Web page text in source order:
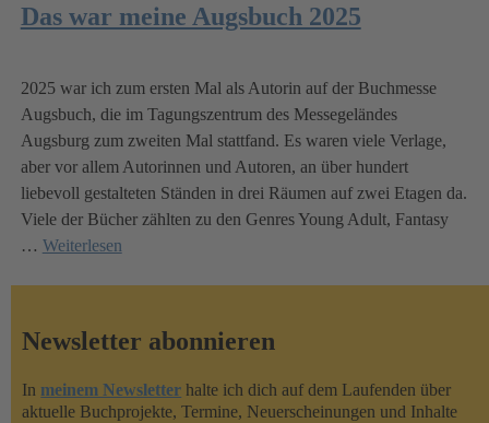
Das war meine Augsbuch 2025
2025 war ich zum ersten Mal als Autorin auf der Buchmesse
Augsbuch, die im Tagungszentrum des Messegeländes
Augsburg zum zweiten Mal stattfand. Es waren viele Verlage,
aber vor allem Autorinnen und Autoren, an über hundert
liebevoll gestalteten Ständen in drei Räumen auf zwei Etagen da.
Viele der Bücher zählten zu den Genres Young Adult, Fantasy
… Weiterlesen
Newsletter abonnieren
In meinem Newsletter halte ich dich auf dem Laufenden über
aktuelle Buchprojekte, Termine, Neuerscheinungen und Inhalte